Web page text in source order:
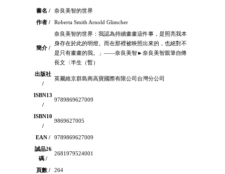
書名 /
奈良美智的世界
作者 /
Roberta Smith Arnold Glimcher
簡介 /
奈良美智的世界：我認為持續畫畫這件事，是照亮我本
身存在於此的明燈。而在那裡被映照出來的，也絕對不
是只有畫畫的我。」――奈良美智►奈良美智親筆自傳
長文〈半生（暫）
出版社
/
英屬維京群島商高寶國際有限公司台灣分公司
ISBN13
/
9789869627009
ISBN10
/
9869627005
EAN /
9789869627009
誠品26
碼 /
2681979524001
頁數 /
264